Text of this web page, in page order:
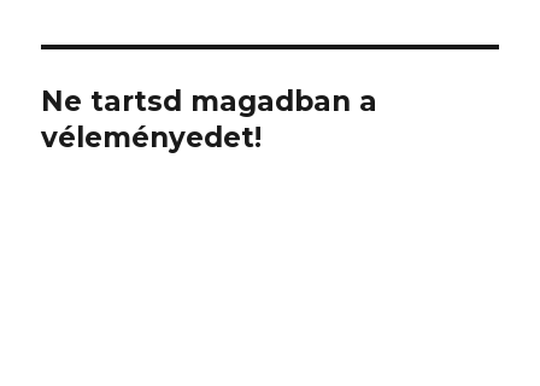
Ne tartsd magadban a
véleményedet!